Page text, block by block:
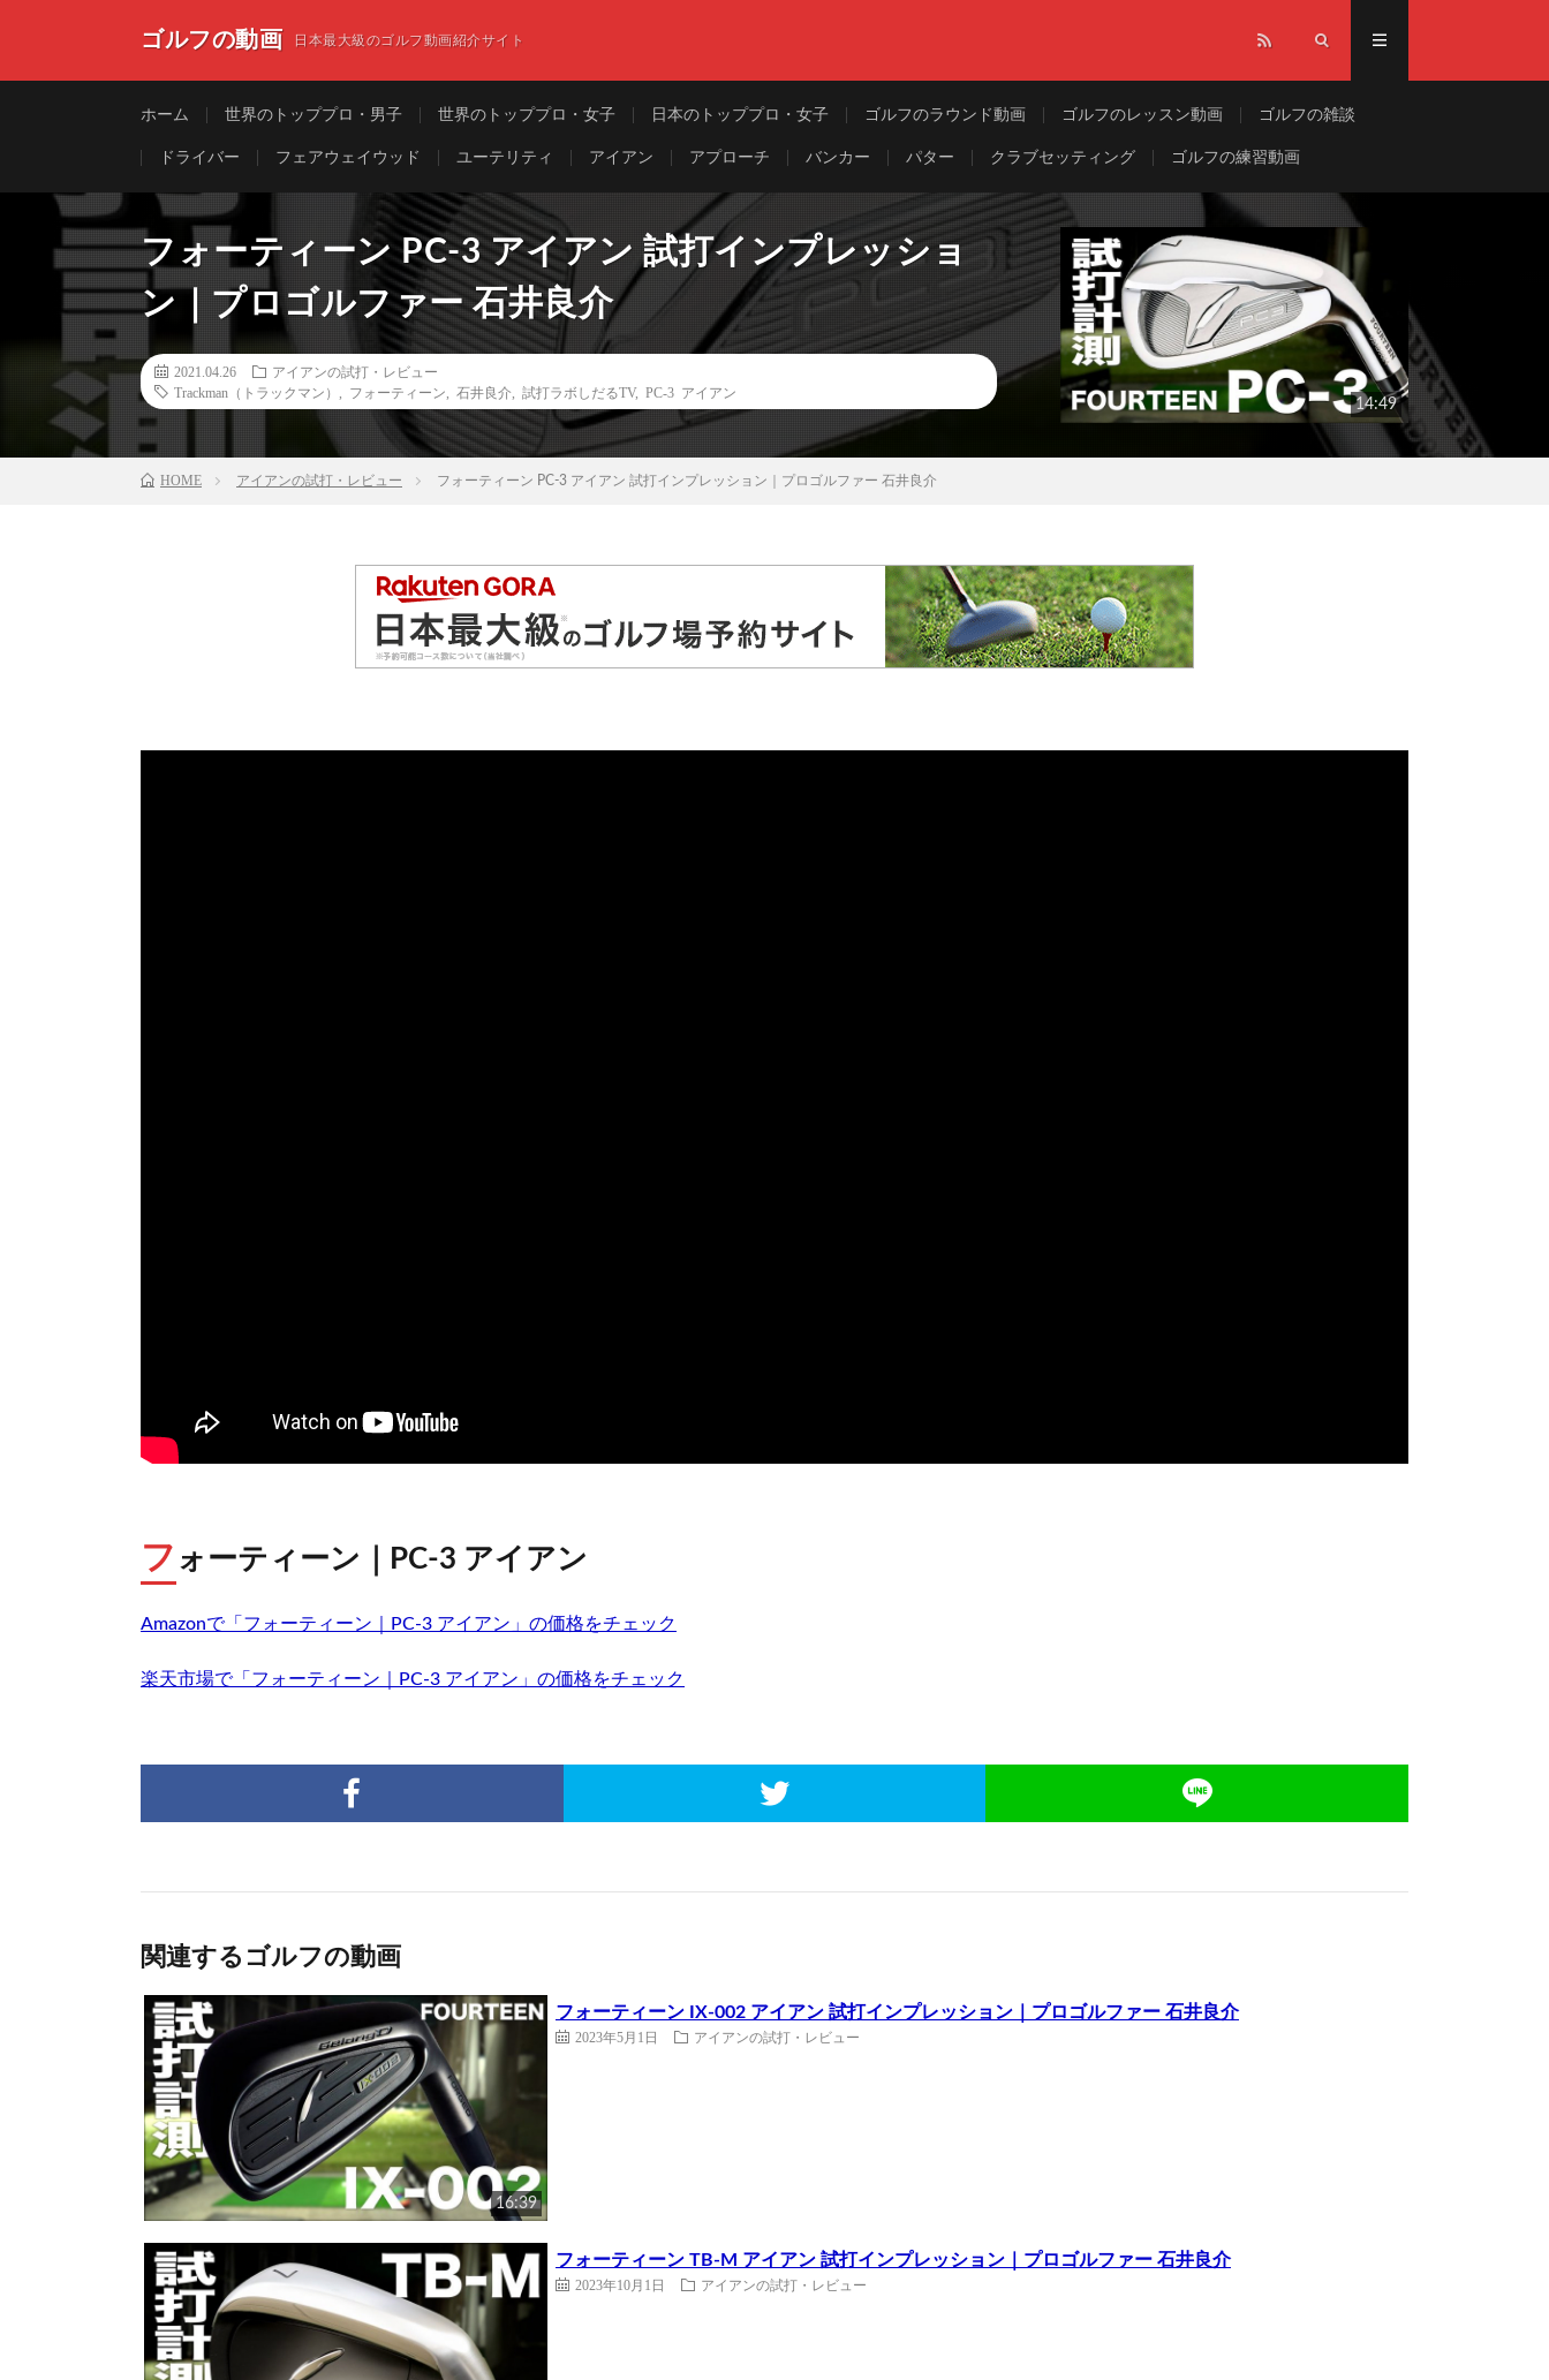
ゴルフの動画 日本最大級のゴルフ動画紹介サイト
ホーム 世界のトッププロ・男子 世界のトッププロ・女子 日本のトッププロ・女子 ゴルフのラウンド動画 ゴルフのレッスン動画 ゴルフの雑談
ドライバー フェアウェイウッド ユーテリティ アイアン アプローチ バンカー パター クラブセッティング ゴルフの練習動画
フォーティーン PC-3 アイアン 試打インプレッショ
ン｜プロゴルファー 石井良介
2021.04.26
アイアンの試打・レビュー
Trackman（トラックマン）
フォーティーン 石井良介 試打ラボしだるTV, PC-3 アイアン
14:49
HOME アイアンの試打・レビュー フォーティーン PC-3 アイアン 試打インプレッション｜プロゴルファー 石井良介
フ ォーティーン｜PC-3 アイアン
Amazonで「フォーティーン｜PC-3 アイアン」の価格をチェック
楽天市場で「フォーティーン｜PC-3 アイアン」の価格をチェック
関連するゴルフの動画
16:39
フォーティーン IX-002 アイアン 試打インプレッション｜プロゴルファー 石井良介
2023年5月1日 アイアンの試打・レビュー
フォーティーン TB-M アイアン 試打インプレッション｜プロゴルファー 石井良介
2023年10月1日 アイアンの試打・レビュー